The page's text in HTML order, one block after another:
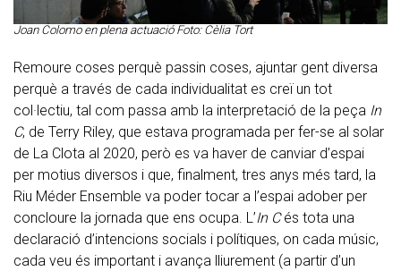
Joan Colomo en plena actuació Foto: Cèlia Tort
Remoure coses perquè passin coses, ajuntar gent diversa
perquè a través de cada individualitat es creï un tot
col·lectiu, tal com passa amb la interpretació de la peça In
C, de Terry Riley, que estava programada per fer-se al solar
de La Clota al 2020, però es va haver de canviar d’espai
per motius diversos i que, finalment, tres anys més tard, la
Riu Méder Ensemble va poder tocar a l’espai adober per
concloure la jornada que ens ocupa. L’In Cés tota una
declaració d’intencions socials i polítiques, on cada músic,
cada veu és important i avança lliurement (a partir d’un